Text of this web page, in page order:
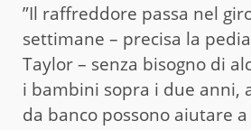
”Il raffreddore passa nel
settimane – precisa la
Taylor – senza bisogno di
i bambini sopra i due anni,
da banco possono aiutare